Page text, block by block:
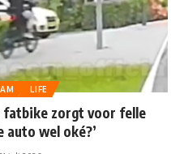
LIFE
fatbike zorgt voor felle
auto wel oké?’